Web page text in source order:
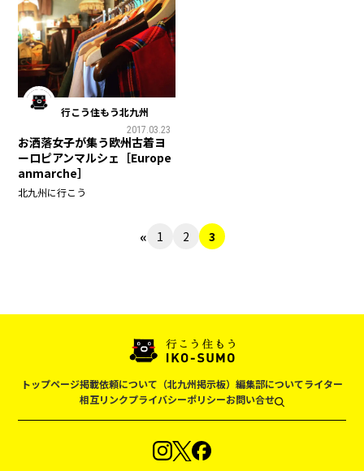
行こう住もう北九州
2017.03.23
お洒落女子が集う欧州古着ヨ
ーロピアンマルシェ［Europe
anmarche］
北九州に行こう
« 1 2 3
トップページ掲載依頼について（北九州掲示板） 編集部についてライター
相互リンクプライバシーポリシーお問い合せ